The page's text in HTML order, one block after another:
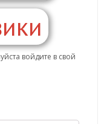
войдите в свой